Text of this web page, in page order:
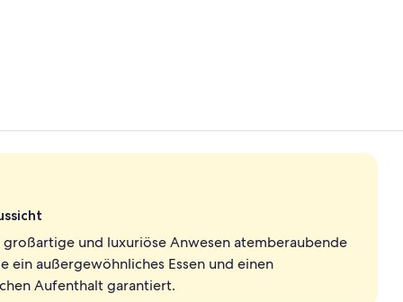
und luxuriöse Anwesen atemberaubende
ein außergewöhnliches Essen und einen
Aufenthalt garantiert.